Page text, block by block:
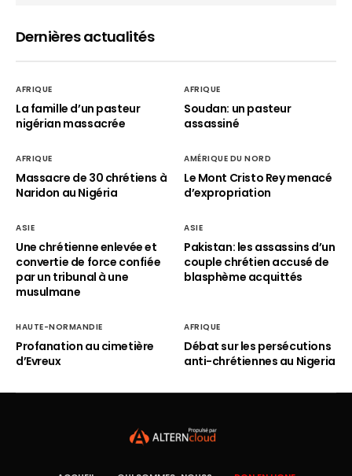
Dernières actualités
AFRIQUE
La famille d’un pasteur
nigérian massacrée
AFRIQUE
Soudan: un pasteur
assassiné
AFRIQUE
Massacre de 30 chrétiens à
Naridon au Nigéria
AMÉRIQUE DU NORD
Le Mont Cristo Rey menacé
d’expropriation
ASIE
Une chrétienne enlevée et
convertie de force confiée
par un tribunal à une
musulmane
ASIE
Pakistan: les assassins d’un
couple chrétien accusé de
blasphème acquittés
HAUTE-NORMANDIE
Profanation au cimetière
d’Evreux
AFRIQUE
Débat sur les persécutions
anti-chrétiennes au Nigeria